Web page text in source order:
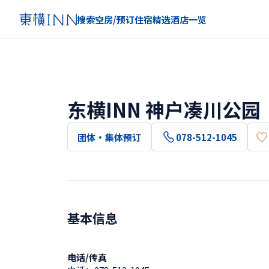
搜索空房/预订住宿精选酒店一览
东横INN 神户凑川公园
团体・集体预订 078-512-1045
基本信息
电话/传真